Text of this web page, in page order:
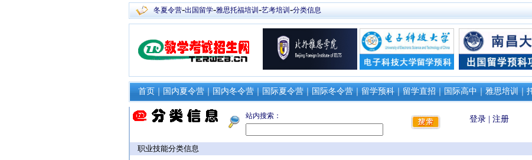
冬夏令营-出国留学-雅思托福培训 -艺考培训 -分类信息
首页｜国内夏令营｜国内冬令营｜国际夏令营｜国际冬令营｜留学预科｜留学直招｜国际高中｜雅思培训｜
站内搜索： 登录 注册
职业技能分类信息